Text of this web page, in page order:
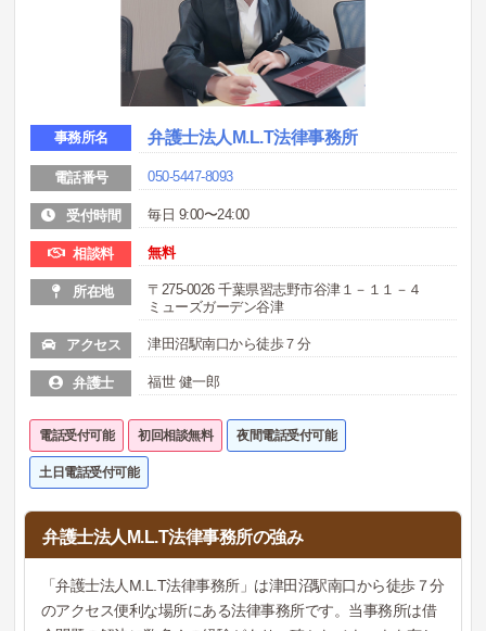
事務所名 弁護士法人M.L.T法律事務所
電話番号 050-5447-8093
受付時間 毎日 9:00〜24:00
相談料 無料
所在地
〒275-0026 千葉県習志野市谷津１－１１－４
ミューズガーデン谷津
アクセス 津田沼駅南口から徒歩７分
弁護士 福世 健一郎
電話受付可能 初回相談無料 夜間電話受付可能
土日電話受付可能
弁護士法人M.L.T法律事務所の強み
「弁護士法人M.L.T法律事務所」は津田沼駅南口から徒歩７分
のアクセス便利な場所にある法律事務所です。当事務所は借